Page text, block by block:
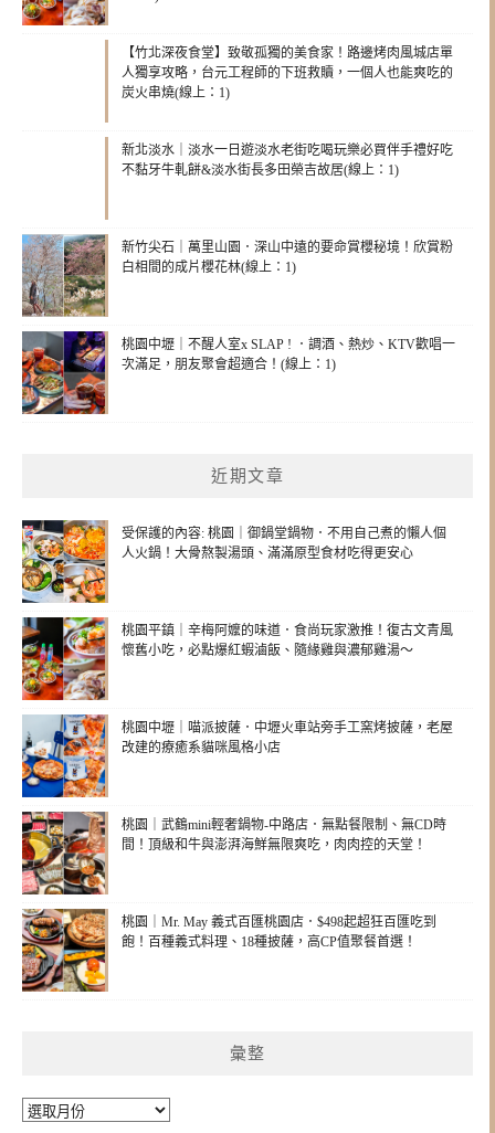
【竹北深夜食堂】致敬孤獨的美食家！路邊烤肉風城店單
人獨享攻略，台元工程師的下班救贖，一個人也能爽吃的
炭火串燒(線上：1)
新北淡水｜淡水一日遊淡水老街吃喝玩樂必買伴手禮好吃
不黏牙牛軋餅&淡水街長多田榮吉故居(線上：1)
新竹尖石｜萬里山園．深山中遠的要命賞櫻秘境！欣賞粉
白相間的成片櫻花林(線上：1)
桃園中壢｜不醒人室x SLAP ! ．調酒、熱炒、KTV歡唱一
次滿足，朋友聚會超適合！(線上：1)
近期文章
受保護的內容: 桃園｜御鍋堂鍋物．不用自己煮的懶人個
人火鍋！大骨熬製湯頭、滿滿原型食材吃得更安心
桃園平鎮｜辛梅阿嬤的味道．食尚玩家激推！復古文青風
懷舊小吃，必點爆紅蝦滷飯、隨緣雞與濃郁雞湯～
桃園中壢｜喵派披薩．中壢火車站旁手工窯烤披薩，老屋
改建的療癒系貓咪風格小店
桃園｜武鶴mini輕奢鍋物-中路店．無點餐限制、無CD時
間！頂級和牛與澎湃海鮮無限爽吃，肉肉控的天堂！
桃園｜Mr. May 義式百匯桃園店．$498起超狂百匯吃到
飽！百種義式料理、18種披薩，高CP值聚餐首選！
彙整
彙